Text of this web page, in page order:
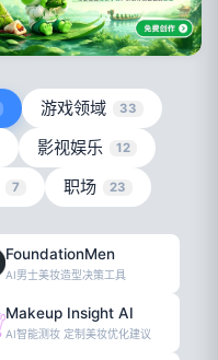
游戏领域 33
影视娱乐 12
7 职场 23
FoundationMen
AI男士美妆造型决策工具
Makeup Insight AI
AI智能测妆 定制美妆优化建议